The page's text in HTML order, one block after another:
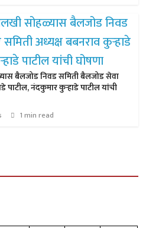
बैलजोड निवड समिती बैलजोड सेवा
पाटील, नंदकुमार कुऱ्हाडे पाटील यांची
1 min read